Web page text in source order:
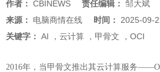
作者： CBINEWS 责任编辑： 邹大斌
来源： 电脑商情在线 时间： 2025-09-
关键字： AI ， 云计算 ， 甲骨文 ， OCI
2016年，当甲骨文推出其云计算服务